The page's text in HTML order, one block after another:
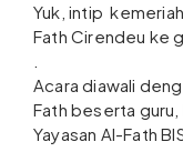
Yuk, intip
Fath Cirendeu ke
Acara diawali
Fath beserta guru,
Yayasan Al-Fath